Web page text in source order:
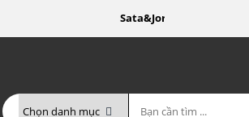
Sata&Jor chuyên cung cấp